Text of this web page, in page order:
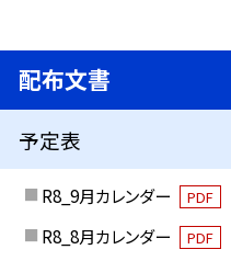
配布文書
予定表
R8_9月カレンダー PDF
R8_8月カレンダー
PDF